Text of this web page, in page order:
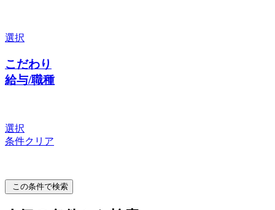
選択
こだわり
給与/職種
選択
条件クリア
この条件で検索